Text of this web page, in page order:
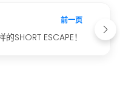
前一页
SHORT ESCAPE！